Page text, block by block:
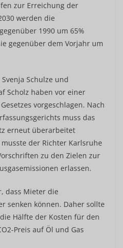
zur Erreichung der
werden die
1990 um 65%
gegenüber dem Vorjahr um
Schulze und
Scholz haben vor einer
vorgeschlagen. Nach
muss das
erneut überarbeitet
der Richter Karlsruhe
zu den Zielen zur
erlassen.
dass Mieter die
senken können. Daher sollte
Hälfte der Kosten für den
Preis auf Öl und Gas